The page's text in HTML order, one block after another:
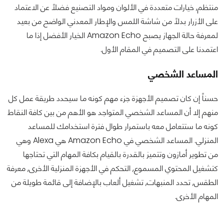
منتظم, خيارات متعددة في الألوان ومواد التصنيع فضلاً عن الاعتماد
على الأزرار بدلاً من شاشة اللمس والإطار المعدني الواضح من بعيد
لمعرفة حالة الجهاز يصبح Amazon Echo الخيار الأفضل إذا ما
اعتمدنا على التصميم في المقام الأول.
المساعد الشخصي
حسناً إن كان تصميم الأجهزة جزء مهم كونه ما سيحدد طريقة عمل كل
منهم إلا أن المساعد الشخصي المتواجد هو الأهم من بين كافة النقاط
كونه ما ستتعامل معه باستمرار طوال فترة استخدامك للمساعد
المنزلي. المساعد الشخصي في Amazon Echo هي Alexa وهي
من تطوير أمازون وتتميز بالقدرة بالقيام بكافة المهام التي تحتاجها
كتشغيل المحتوي المسموع, التحكم في الأجهزة المنزلية الأخرى, معرفة
الطقس, تحدد المنبهات, تشغيل ألعاب بالإضافة إلى قائمة طويلة من
المهام الأخرى.